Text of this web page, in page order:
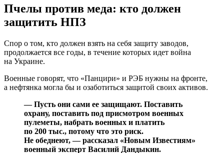
Пчелы против меда: кто должен
защитить НПЗ
Спор о том, кто должен взять на себя защиту заводов,
продолжается все годы, в течение которых идет война
на Украине.
Военные говорят, что «Панцири» и РЭБ нужны на фронте,
а нефтянка могла бы и озаботиться защитой своих активов.
— Пусть они сами ее защищают. Поставить
охрану, поставить под присмотром военных
пулеметы, набрать военных и платить
по 200 тыс., потому что это риск.
Не обеднеют, — рассказал «Новым Известиям»
военный эксперт Василий Дандыкин.